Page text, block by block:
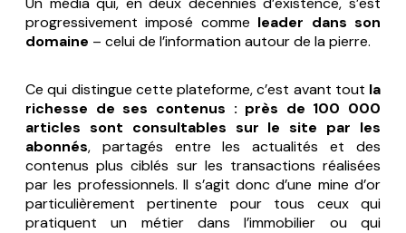
progressivement imposé comme leader dans son
domaine – celui de l’information autour de la pierre.
Ce qui distingue cette plateforme, c’est avant tout la
richesse de ses contenus : près de 100 000
articles sont consultables sur le site par les
abonnés, partagés entre les actualités et des
contenus plus ciblés sur les transactions réalisées
par les professionnels. Il s’agit donc d’une mine d’or
particulièrement pertinente pour tous ceux qui
pratiquent un métier dans l’immobilier ou qui